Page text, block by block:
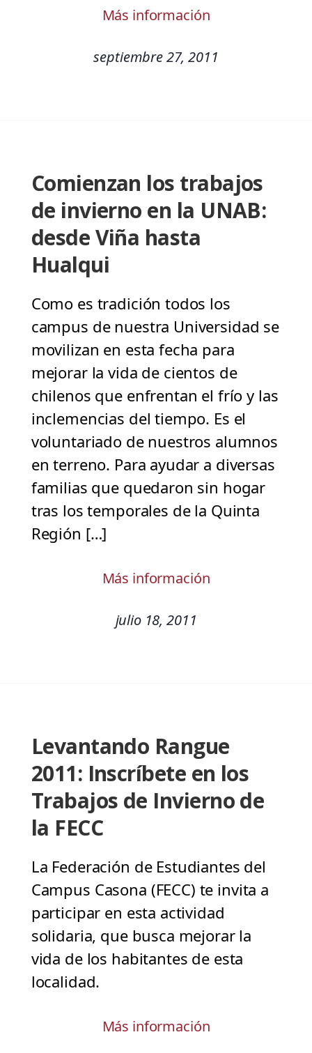
Más información
septiembre 27, 2011
Comienzan los trabajos
de invierno en la UNAB:
desde Viña hasta
Hualqui
Como es tradición todos los
campus de nuestra Universidad se
movilizan en esta fecha para
mejorar la vida de cientos de
chilenos que enfrentan el frío y las
inclemencias del tiempo. Es el
voluntariado de nuestros alumnos
en terreno. Para ayudar a diversas
familias que quedaron sin hogar
tras los temporales de la Quinta
Región […]
Más información
julio 18, 2011
Levantando Rangue
2011: Inscríbete en los
Trabajos de Invierno de
la FECC
La Federación de Estudiantes del
Campus Casona (FECC) te invita a
participar en esta actividad
solidaria, que busca mejorar la
vida de los habitantes de esta
localidad.
Más información